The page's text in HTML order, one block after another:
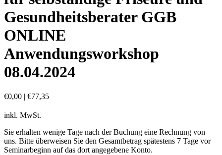
Gesundheitsberater GGB
ONLINE
Anwendungsworkshop
08.04.2024
€0,00 | €77,35
inkl. MwSt.
Sie erhalten wenige Tage nach der Buchung eine Rechnung von
uns. Bitte überweisen Sie den Gesamtbetrag spätestens 7 Tage vor
Seminarbeginn auf das dort angegebene Konto.